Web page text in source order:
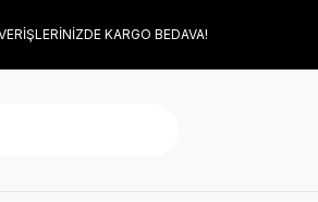
KARGO BEDAVA!